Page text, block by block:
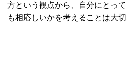
方という観点から、自分にとっ
も相応しいかを考えることは大切